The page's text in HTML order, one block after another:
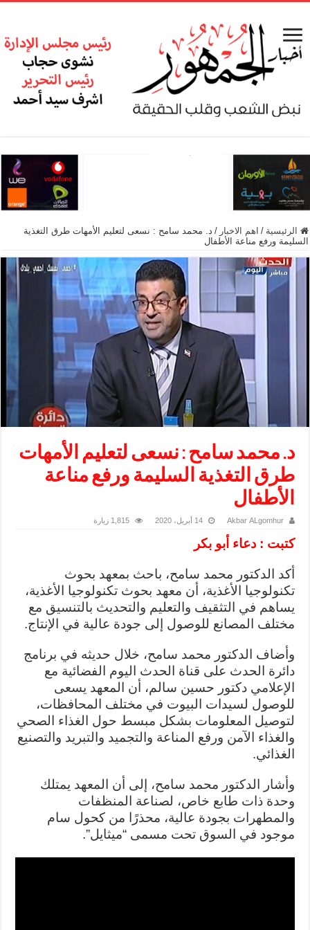
الرئيسية / اهم الاخبار / د. محمد سامح : نسعى لتعليم الأمهات طرق التغذية
السليمة ورفع مناعة الأطفال
د. محمد سامح : نسعى لتعليم الأمهات
طرق التغذية السليمة ورفع مناعة
الأطفال
Akbar ALgomhur 14 أبريل، 2020 1,815 زيارة
كتبت : دعاء أبو بكر
أكد الدكتور محمد سامح، باحث بمعهد بحوث
تكنولوجيا الأغذية، أن معهد بحوث تكنولوجيا الأغذية،
يساهم في التثقيف والتعليم والتحديث بالتنسيق مع
مختلف المصانع للوصول إلى جودة عالية في الإنتاج.
وأضاف الدكتور محمد سامح، خلال حديثه في برنامج
دائرة الحدث على قناة الحدث اليوم الفضائية مع
الإعلامي دكتور حسين سالم، أن المعهد يسعى
للوصول لسيدات البيوت في مختلف المحافظات،
لتوصيل المعلومات بشكل مبسط حول الغذاء الصحي
والغذاء الآمن ورفع المناعة والتجميد والتبريد والتصنيع
الغذائي.
وأشار الدكتور محمد سامح، إلى أن المعهد يمتلك
وحدة ذات طابع خاص، لصناعة المنظفات
والمطهرات بجودة عالية، محذرًا من كحول سام
موجود في السوق تحت مسمى “ميثايل”.